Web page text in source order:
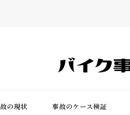
の現状 事故のケース検証